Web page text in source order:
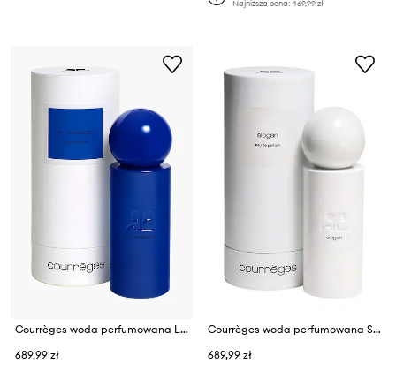
Najniższa cena:469,99 zł
Courrèges woda perfumowana LE MESSAGER EDP 100 ML
689,99 zł
Courrèges woda perfumowana SLOGAN EDP 100 ML
689,99 zł